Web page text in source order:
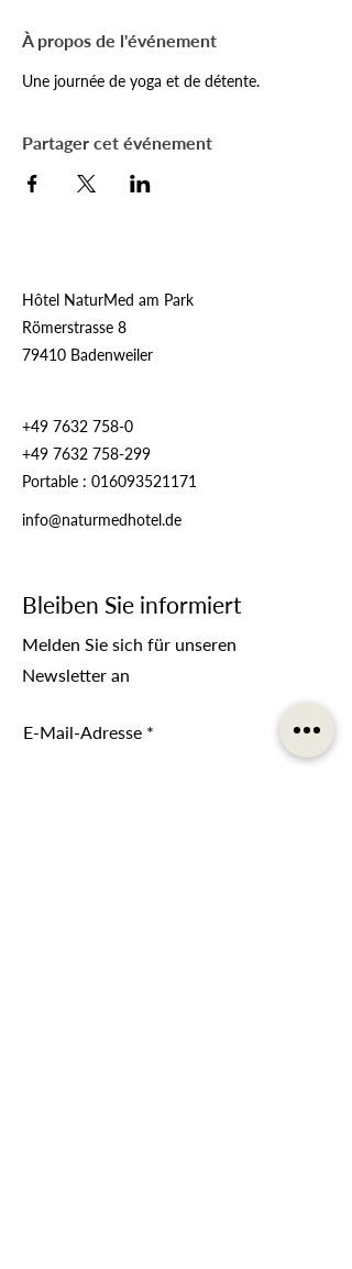
À propos de l'événement
Une journée de yoga et de détente.
Partager cet événement
Hôtel NaturMed am Park
Römerstrasse 8
79410 Badenweiler
+49 7632 758-0
+49 7632 758-299
Portable : 016093521171
info@naturmedhotel.de
Bleiben Sie informiert
Melden Sie sich für unseren
Newsletter an
E-Mail-Adresse